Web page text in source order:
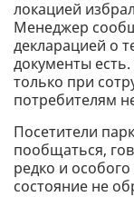
локацией
Менеджер
декларацией о
документы
только при
потребителям
Посетители
пообщаться,
редко и
состояние не